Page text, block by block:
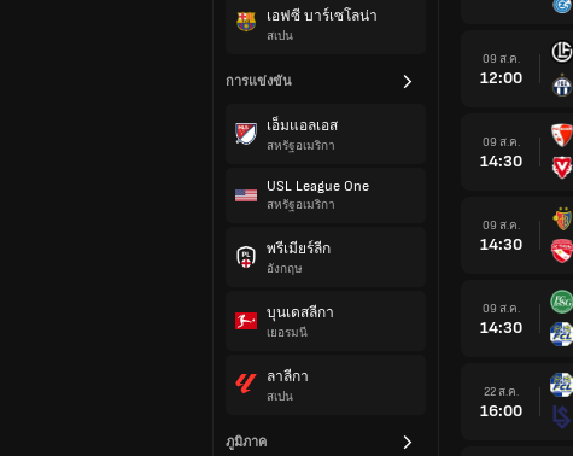
เอฟซี บาร์เซโลน่า
สเปน
การแข่งขัน
เอ็มแอลเอส
สหรัฐอเมริกา
USL League One
สหรัฐอเมริกา
พรีเมียร์ลีก
อังกฤษ
บุนเดสลีกา
เยอรมนี
ลาลีกา
สเปน
ภูมิภาค
09 ส.ค.
12:00
09 ส.ค.
14:30
09 ส.ค.
14:30
09 ส.ค.
14:30
22 ส.ค.
16:00